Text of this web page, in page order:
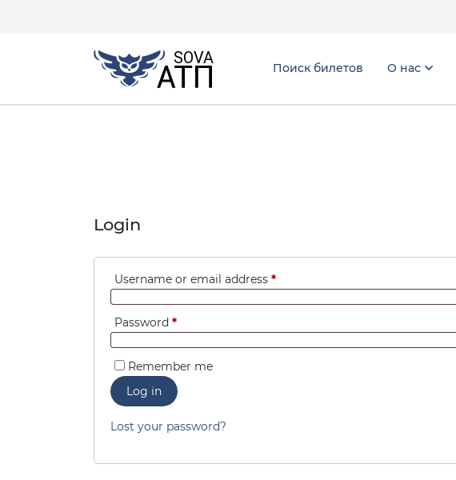
Поиск билетов О нас
Login
Username or email address *
Password *
Remember me
Log in
Lost your password?